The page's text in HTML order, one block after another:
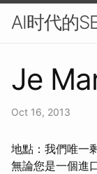
AI时代的
Je
Oct 16, 2013
地點：我們唯一
無論您是一個進